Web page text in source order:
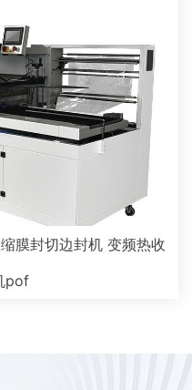
膜封切边封机 变频热收
pof